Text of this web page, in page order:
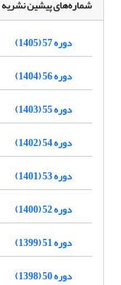
شماره‌های پیشین نشریه
دوره 57 (1405)
دوره 56 (1404)
دوره 55 (1403)
دوره 54 (1402)
دوره 53 (1401)
دوره 52 (1400)
دوره 51 (1399)
دوره 50 (1398)